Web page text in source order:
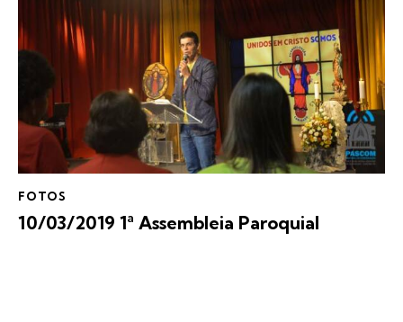
FOTOS
10/03/2019 1ª Assembleia Paroquial